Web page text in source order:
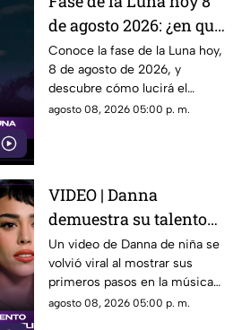
de agosto 2026: ¿en qué
etapa lunar estará esta
noche?
Conoce la fase de la Luna hoy,
8 de agosto de 2026, y
descubre cómo lucirá el
satélite natural durante esta
agosto 08, 2026 05:00 p. m.
VIDEO | Danna
demuestra su talento
desde niña antes de su
colaboración con
Belinda.
Un video de Danna de niña se
volvió viral al mostrar sus
primeros pasos en la música
antes de su colaboración con
agosto 08, 2026 05:00 p. m.